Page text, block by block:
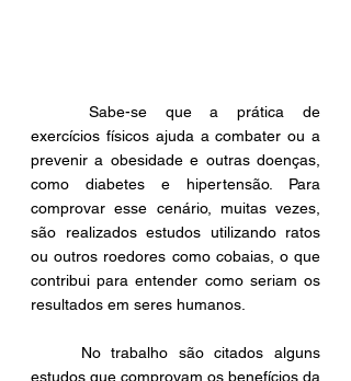
exercícios físicos ajuda a combater ou a
prevenir a obesidade e outras doenças,
como diabetes e hipertensão. Para
comprovar esse cenário, muitas vezes,
são realizados estudos utilizando ratos
ou outros roedores como cobaias, o que
contribui para entender como seriam os
resultados em seres humanos.
estudos que comprovam os benefícios da